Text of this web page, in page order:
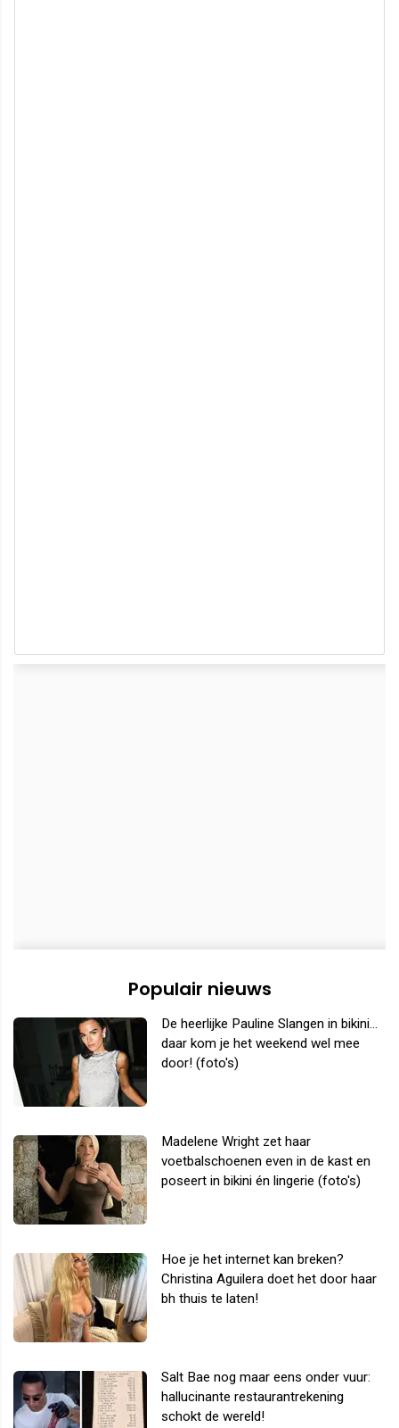
Populair nieuws
De heerlijke Pauline Slangen in bikini...
daar kom je het weekend wel mee
door! (foto's)
Madelene Wright zet haar
voetbalschoenen even in de kast en
poseert in bikini én lingerie (foto's)
Hoe je het internet kan breken?
Christina Aguilera doet het door haar
bh thuis te laten!
Salt Bae nog maar eens onder vuur:
hallucinante restaurantrekening
schokt de wereld!